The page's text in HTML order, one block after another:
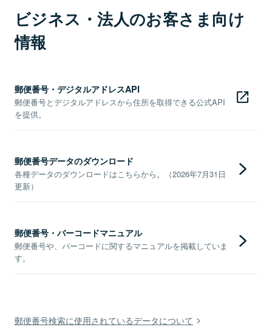
ビジネス・法人のお客さま向け
情報
郵便番号・デジタルアドレスAPI
郵便番号とデジタルアドレスから住所を取得できる公式API
を提供。
郵便番号データのダウンロード
各種データのダウンロードはこちらから。（2026年7月31日
更新）
郵便番号・バーコードマニュアル
郵便番号や、バーコードに関するマニュアルを掲載していま
す。
郵便番号検索に使用されているデータについて